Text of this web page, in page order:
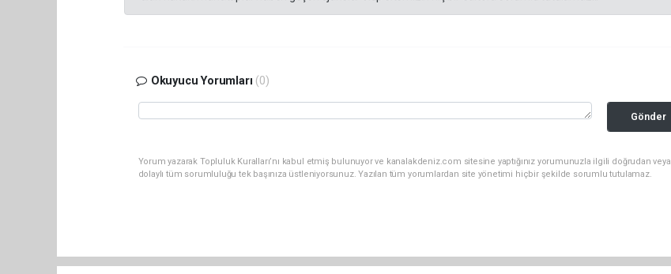
Okuyucu Yorumları (0)
Gönder
Yorum yazarak Topluluk Kuralları’nı kabul etmiş bulunuyor ve kanalakdeniz.com sitesine yaptığınız yorumunuzla ilgili doğrudan veya
dolaylı tüm sorumluluğu tek başınıza üstleniyorsunuz. Yazılan tüm yorumlardan site yönetimi hiçbir şekilde sorumlu tutulamaz.